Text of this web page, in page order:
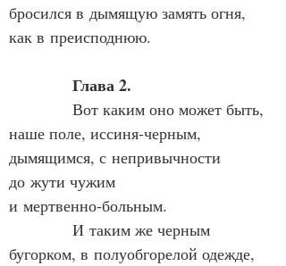
бросился в дымящую замять огня,
как в преисподнюю.
Глава 2.
Вот каким оно может быть,
наше поле, иссиня‑черным,
дымящимся, с непривычности
до жути чужим
и мертвенно‑больным.
И таким же черным
бугорком, в полуобгорелой одежде,